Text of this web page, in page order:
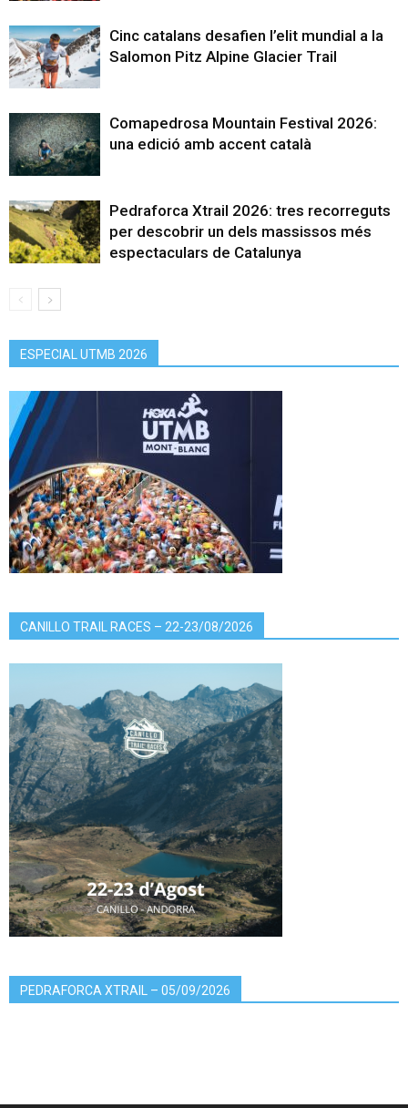
Cinc catalans desafien l’elit mundial a la
Salomon Pitz Alpine Glacier Trail
Comapedrosa Mountain Festival 2026:
una edició amb accent català
Pedraforca Xtrail 2026: tres recorreguts
per descobrir un dels massissos més
espectaculars de Catalunya
ESPECIAL UTMB 2026
CANILLO TRAIL RACES – 22-23/08/2026
PEDRAFORCA XTRAIL – 05/09/2026